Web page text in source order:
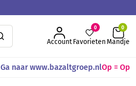
AccountFavorieten Mandje
0
Ga naar www.bazaltgroep.nlOp = Op